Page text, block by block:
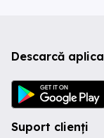
Descarcă
Suport clienți